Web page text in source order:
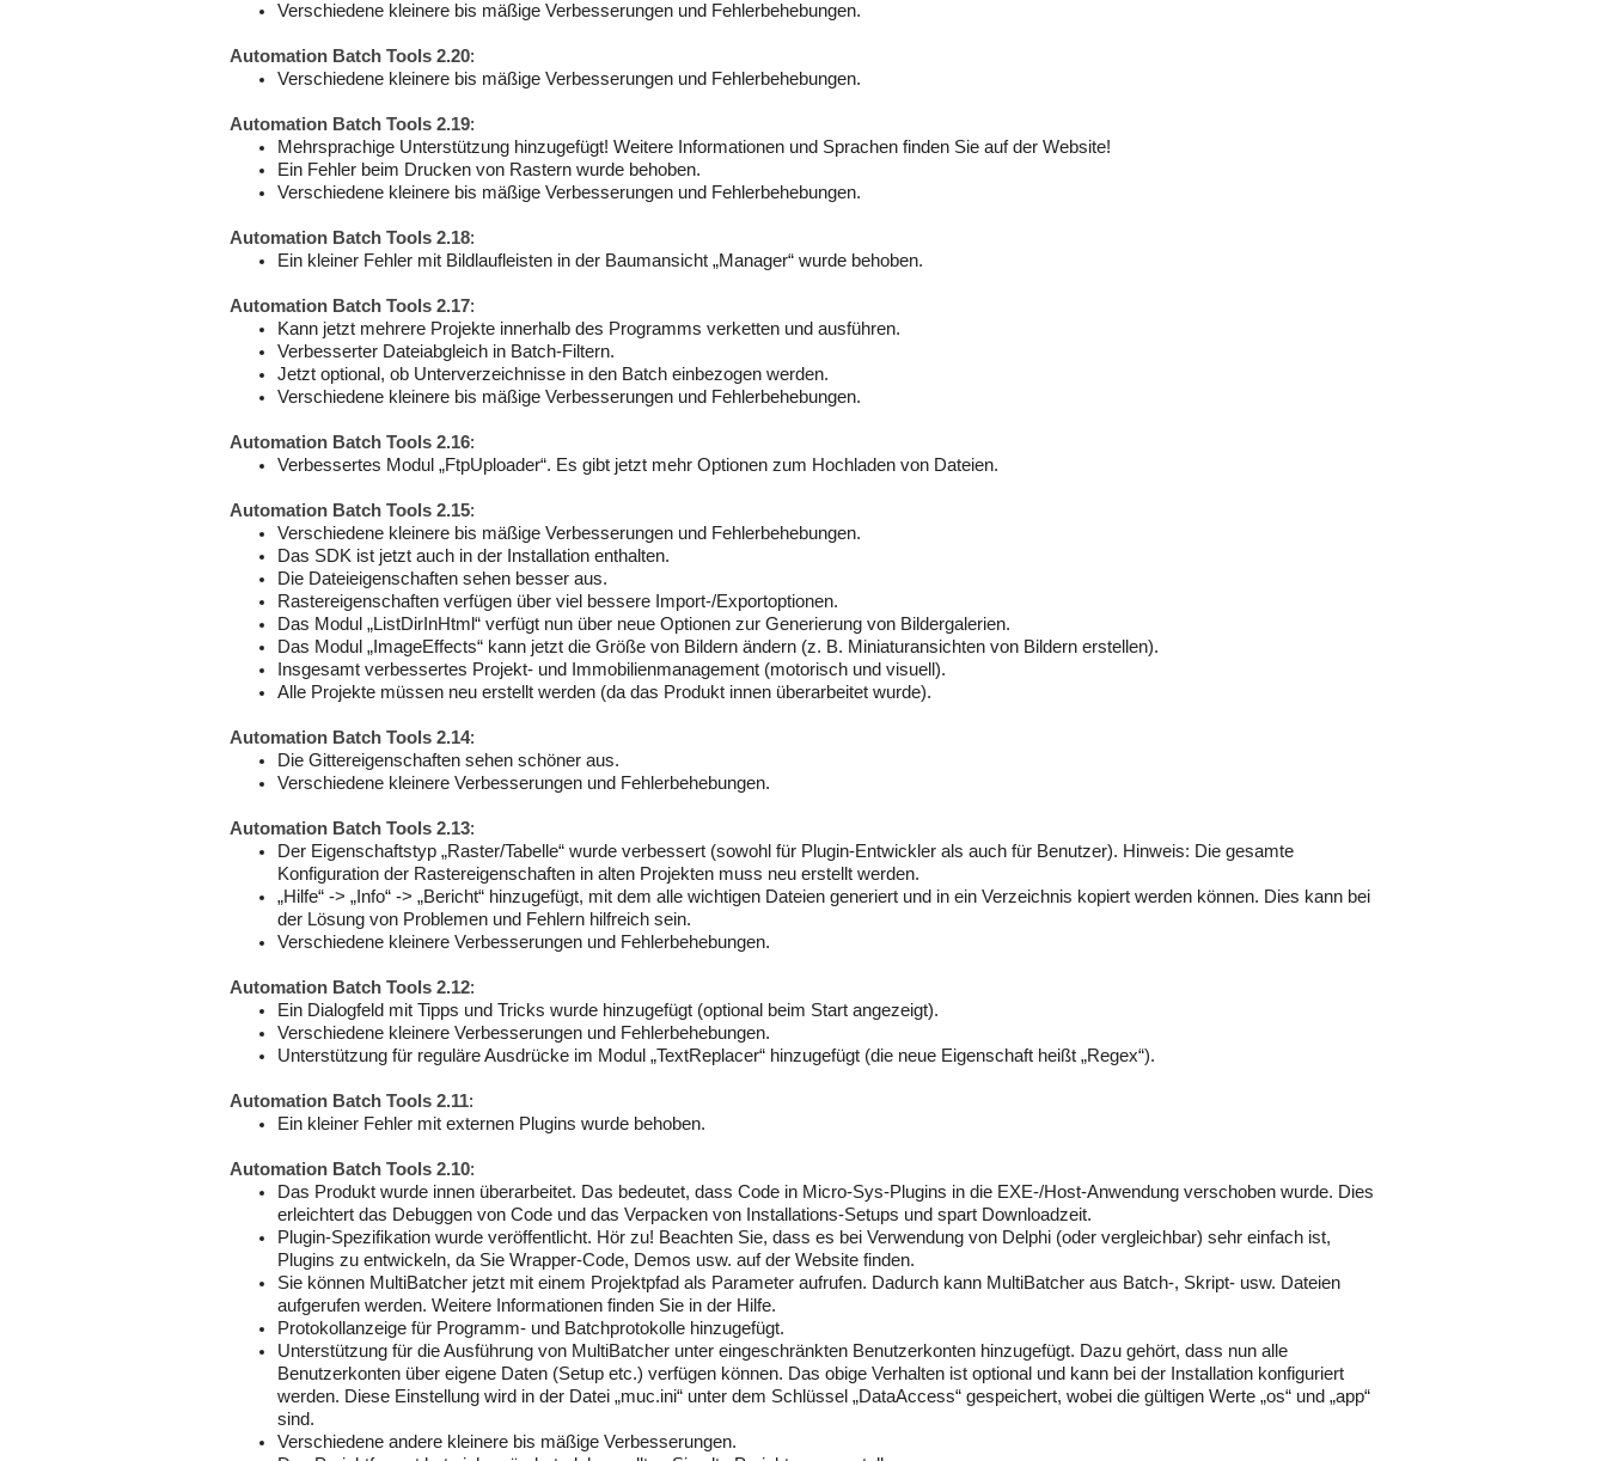
Verschiedene kleinere bis mäßige Verbesserungen und Fehlerbehebungen.
Automation Batch Tools 2.20:
Verschiedene kleinere bis mäßige Verbesserungen und Fehlerbehebungen.
Automation Batch Tools 2.19:
Mehrsprachige Unterstützung hinzugefügt! Weitere Informationen und Sprachen finden Sie auf der Website!
Ein Fehler beim Drucken von Rastern wurde behoben.
Verschiedene kleinere bis mäßige Verbesserungen und Fehlerbehebungen.
Automation Batch Tools 2.18:
Ein kleiner Fehler mit Bildlaufleisten in der Baumansicht „Manager“ wurde behoben.
Automation Batch Tools 2.17:
Kann jetzt mehrere Projekte innerhalb des Programms verketten und ausführen.
Verbesserter Dateiabgleich in Batch-Filtern.
Jetzt optional, ob Unterverzeichnisse in den Batch einbezogen werden.
Verschiedene kleinere bis mäßige Verbesserungen und Fehlerbehebungen.
Automation Batch Tools 2.16:
Verbessertes Modul „FtpUploader“. Es gibt jetzt mehr Optionen zum Hochladen von Dateien.
Automation Batch Tools 2.15:
Verschiedene kleinere bis mäßige Verbesserungen und Fehlerbehebungen.
Das SDK ist jetzt auch in der Installation enthalten.
Die Dateieigenschaften sehen besser aus.
Rastereigenschaften verfügen über viel bessere Import-/Exportoptionen.
Das Modul „ListDirInHtml“ verfügt nun über neue Optionen zur Generierung von Bildergalerien.
Das Modul „ImageEffects“ kann jetzt die Größe von Bildern ändern (z. B. Miniaturansichten von Bildern erstellen).
Insgesamt verbessertes Projekt- und Immobilienmanagement (motorisch und visuell).
Alle Projekte müssen neu erstellt werden (da das Produkt innen überarbeitet wurde).
Automation Batch Tools 2.14:
Die Gittereigenschaften sehen schöner aus.
Verschiedene kleinere Verbesserungen und Fehlerbehebungen.
Automation Batch Tools 2.13:
Der Eigenschaftstyp „Raster/Tabelle“ wurde verbessert (sowohl für Plugin-Entwickler als auch für Benutzer). Hinweis: Die gesamte
Konfiguration der Rastereigenschaften in alten Projekten muss neu erstellt werden.
„Hilfe“ -> „Info“ -> „Bericht“ hinzugefügt, mit dem alle wichtigen Dateien generiert und in ein Verzeichnis kopiert werden können. Dies kann bei
der Lösung von Problemen und Fehlern hilfreich sein.
Verschiedene kleinere Verbesserungen und Fehlerbehebungen.
Automation Batch Tools 2.12:
Ein Dialogfeld mit Tipps und Tricks wurde hinzugefügt (optional beim Start angezeigt).
Verschiedene kleinere Verbesserungen und Fehlerbehebungen.
Unterstützung für reguläre Ausdrücke im Modul „TextReplacer“ hinzugefügt (die neue Eigenschaft heißt „Regex“).
Automation Batch Tools 2.11:
Ein kleiner Fehler mit externen Plugins wurde behoben.
Automation Batch Tools 2.10:
Das Produkt wurde innen überarbeitet. Das bedeutet, dass Code in Micro-Sys-Plugins in die EXE-/Host-Anwendung verschoben wurde. Dies
erleichtert das Debuggen von Code und das Verpacken von Installations-Setups und spart Downloadzeit.
Plugin-Spezifikation wurde veröffentlicht. Hör zu! Beachten Sie, dass es bei Verwendung von Delphi (oder vergleichbar) sehr einfach ist,
Plugins zu entwickeln, da Sie Wrapper-Code, Demos usw. auf der Website finden.
Sie können MultiBatcher jetzt mit einem Projektpfad als Parameter aufrufen. Dadurch kann MultiBatcher aus Batch-, Skript- usw. Dateien
aufgerufen werden. Weitere Informationen finden Sie in der Hilfe.
Protokollanzeige für Programm- und Batchprotokolle hinzugefügt.
Unterstützung für die Ausführung von MultiBatcher unter eingeschränkten Benutzerkonten hinzugefügt. Dazu gehört, dass nun alle
Benutzerkonten über eigene Daten (Setup etc.) verfügen können. Das obige Verhalten ist optional und kann bei der Installation konfiguriert
werden. Diese Einstellung wird in der Datei „muc.ini“ unter dem Schlüssel „DataAccess“ gespeichert, wobei die gültigen Werte „os“ und „app“
sind.
Verschiedene andere kleinere bis mäßige Verbesserungen.